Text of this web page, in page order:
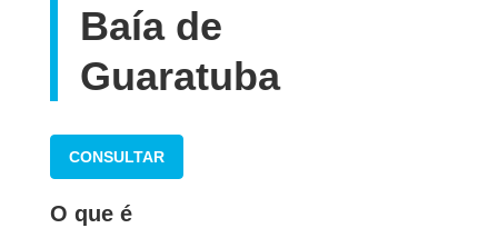
Baía de
Guaratuba
CONSULTAR
O que é